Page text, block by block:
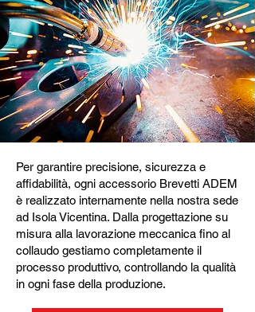
Per garantire precisione, sicurezza e
affidabilità, ogni accessorio Brevetti ADEM
è realizzato internamente nella nostra sede
ad Isola Vicentina. Dalla progettazione su
misura alla lavorazione meccanica fino al
collaudo gestiamo completamente il
processo produttivo, controllando la qualità
in ogni fase della produzione.